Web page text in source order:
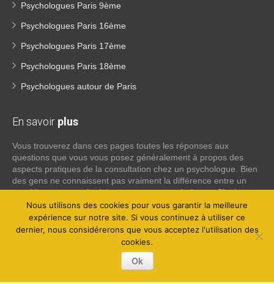
Psychologues Paris 9ème
Psychologues Paris 16ème
Psychologues Paris 17ème
Psychologues Paris 18ème
Psychologues autour de Paris
En savoir plus
Vous trouverez dans ces pages toutes les réponses aux
questions que vous vous posez généralement à propos des
aspects pratiques de la consultation chez un psychologue. Bien
des gens ne connaissent pas vraiment la différence entre un
psychiatre, un psychothérapeute et un psychologue. Si tel est
votre cas, voici quelques définitions qui devraient clarifier les
choses, n’hésitez pas à nous contacter:
Lire la suite
Nous utilisons des cookies pour vous garantir la meilleure
expérience sur notre site. Si vous continuez à utiliser ce
dernier, nous considérerons que vous acceptez l'utilisation des
cookies.
Ok